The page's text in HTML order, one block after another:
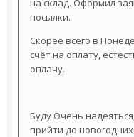
на склад. Оформил
посылки.
Скорее всего в
счёт на оплату,
оплачу.
Буду Очень
прийти до